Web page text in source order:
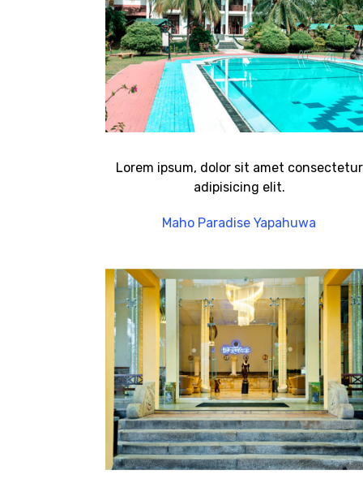
Lorem ipsum, dolor sit amet consectetur
adipisicing elit.
Maho Paradise Yapahuwa